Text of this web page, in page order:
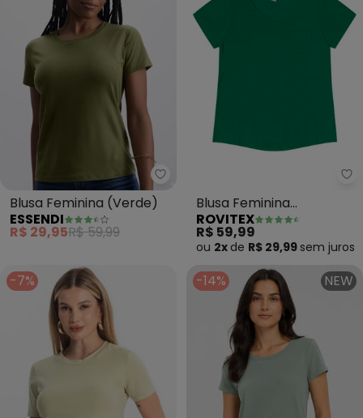
Essendi - Blusa Feminina
Blusa Feminina (Verde)
ESSENDI
R$ 29,95R$ 59,99
Blusa Feminina
Viscotorcion com Bolso
(Verde)
ROVITEX
R$ 59,99
ou 2x de R$ 29,99 sem juros
-7% -14% NEW